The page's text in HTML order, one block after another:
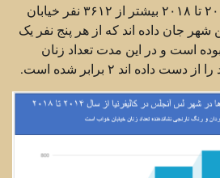
دست داده اند. از سال ۲۰۱۴ تا ۲۰۱۸ بیشتر از ۳۶۱۲ نفر خیابان
شهر جان داده اند که از هر پنج نفر یک
است و در این مدت تعداد زنان
اند ۲ برابر شده است.